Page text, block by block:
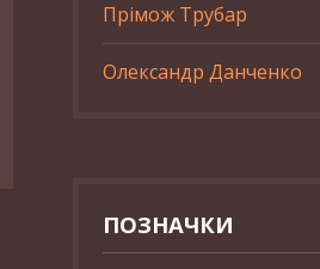
Прімож Трубар
Олександр Данченко
ПОЗНАЧКИ